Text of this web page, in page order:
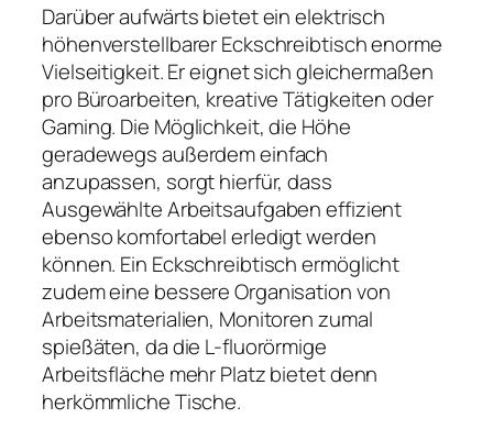
Darüber aufwärts bietet ein elektrisch
höhenverstellbarer Eckschreibtisch enorme
Vielseitigkeit. Er eignet sich gleichermaßen
pro Büroarbeiten, kreative Tätigkeiten oder
Gaming. Die Möglichkeit, die Höhe
geradewegs außerdem einfach
anzupassen, sorgt hierfür, dass
Ausgewählte Arbeitsaufgaben effizient
ebenso komfortabel erledigt werden
können. Ein Eckschreibtisch ermöglicht
zudem eine bessere Organisation von
Arbeitsmaterialien, Monitoren zumal
spießäten, da die L-fluorörmige
Arbeitsfläche mehr Platz bietet denn
herkömmliche Tische.